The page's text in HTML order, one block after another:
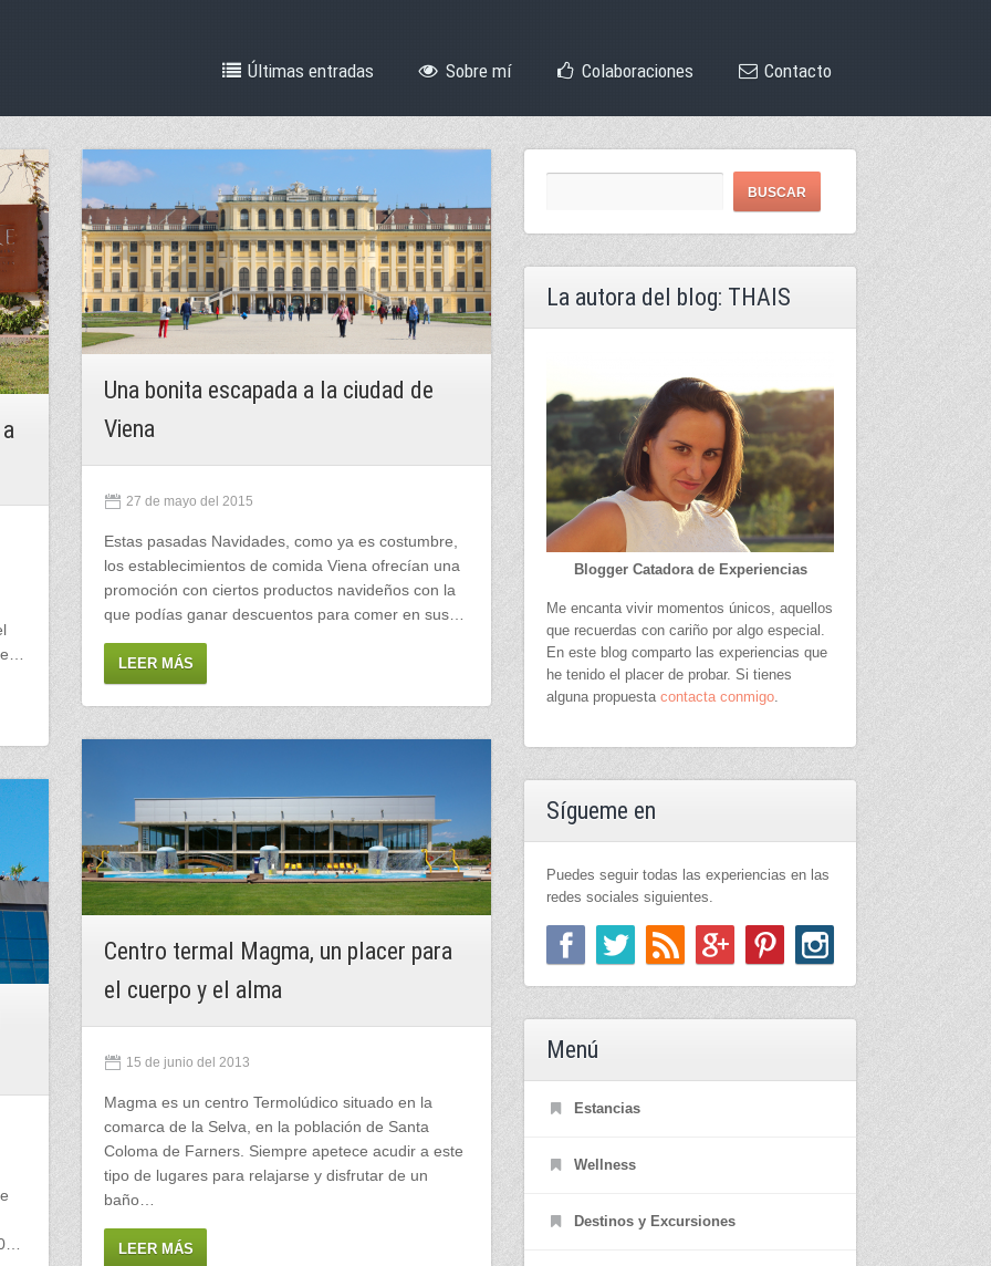
Últimas entradas Sobre mí Colaboraciones Contacto
Una bonita escapada a la ciudad de
Viena
27 de mayo del 2015
Estas pasadas Navidades, como ya es costumbre,
los establecimientos de comida Viena ofrecían una
promoción con ciertos productos navideños con la
que podías ganar descuentos para comer en sus…
LEER MÁS
Centro termal Magma, un placer para
el cuerpo y el alma
15 de junio del 2013
Magma es un centro Termolúdico situado en la
comarca de la Selva, en la población de Santa
Coloma de Farners. Siempre apetece acudir a este
tipo de lugares para relajarse y disfrutar de un
baño…
LEER MÁS
La autora del blog: THAIS
Blogger Catadora de Experiencias
Me encanta vivir momentos únicos, aquellos
que recuerdas con cariño por algo especial.
En este blog comparto las experiencias que
he tenido el placer de probar. Si tienes
alguna propuesta contacta conmigo
Sígueme en
Puedes seguir todas las experiencias en las
redes sociales siguientes.
Menú
Estancias
Wellness
Destinos y Excursiones